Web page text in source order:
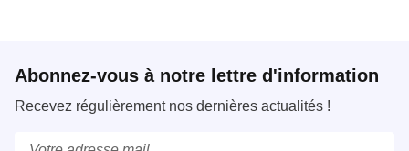
Abonnez-vous à notre lettre d'information
Recevez régulièrement nos dernières actualités !
Courriel